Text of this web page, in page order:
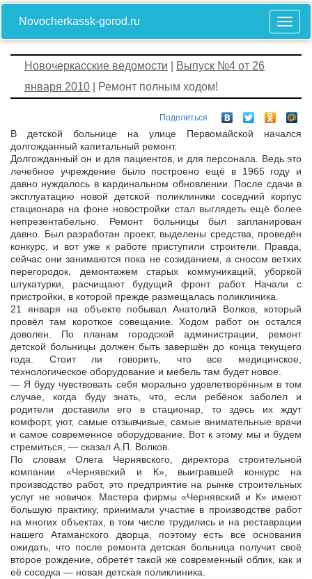
Novocherkassk-gorod.ru
Новочеркасские ведомости
Выпуск №4 от 26
января 2010 | Ремонт полным ходом!
Поделиться
В детской больнице на улице Первомайской начался
долгожданный капитальный ремонт.
Долгожданный он и для пациентов, и для персонала. Ведь это
лечебное учреждение было построено ещё в 1965 году и
давно нуждалось в кардинальном обновлении. После сдачи в
эксплуатацию новой детской поликлиники соседний корпус
стационара на фоне новостройки стал выглядеть ещё более
непрезентабельно. Ремонт больницы был запланирован
давно. Был разработан проект, выделены средства, проведён
конкурс, и вот уже к работе приступили строители. Правда,
сейчас они занимаются пока не созиданием, а сносом ветхих
перегородок, демонтажем старых коммуникаций, уборкой
штукатурки, расчищают будущий фронт работ. Начали с
пристройки, в которой прежде размещалась поликлиника.
21 января на объекте побывал Анатолий Волков, который
провёл там короткое совещание. Ходом работ он остался
доволен. По планам городской администрации, ремонт
детской больницы должен быть завершён до конца текущего
года. Стоит ли говорить, что все медицинское,
технологическое оборудование и мебель там будет новое.
— Я буду чувствовать себя морально удовлетворённым в том
случае, когда буду знать, что, если ребёнок заболел и
родители доставили его в стационар, то здесь их ждут
комфорт, уют, самые отзывчивые, самые внимательные врачи
и самое современное оборудование. Вот к этому мы и будем
стремиться, — сказал А.П. Волков.
По словам Олега Чернявского, директора строительной
компании «Чернявский и К», выигравшей конкурс на
производство работ, это предприятие на рынке строительных
услуг не новичок. Мастера фирмы «Чернявский и К» имеют
большую практику, принимали участие в производстве работ
на многих объектах, в том числе трудились и на реставрации
нашего Атаманского дворца, поэтому есть все основания
ожидать, что после ремонта детская больница получит своё
второе рождение, обретёт такой же современный облик, как и
её соседка — новая детская поликлиника.